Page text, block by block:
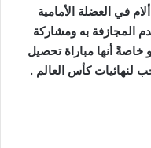
في العضلة الأمامية
المجازفة به ومشاركة
خاصةً أنها مباراة تحصيل
لنهائيات كأس العالم .